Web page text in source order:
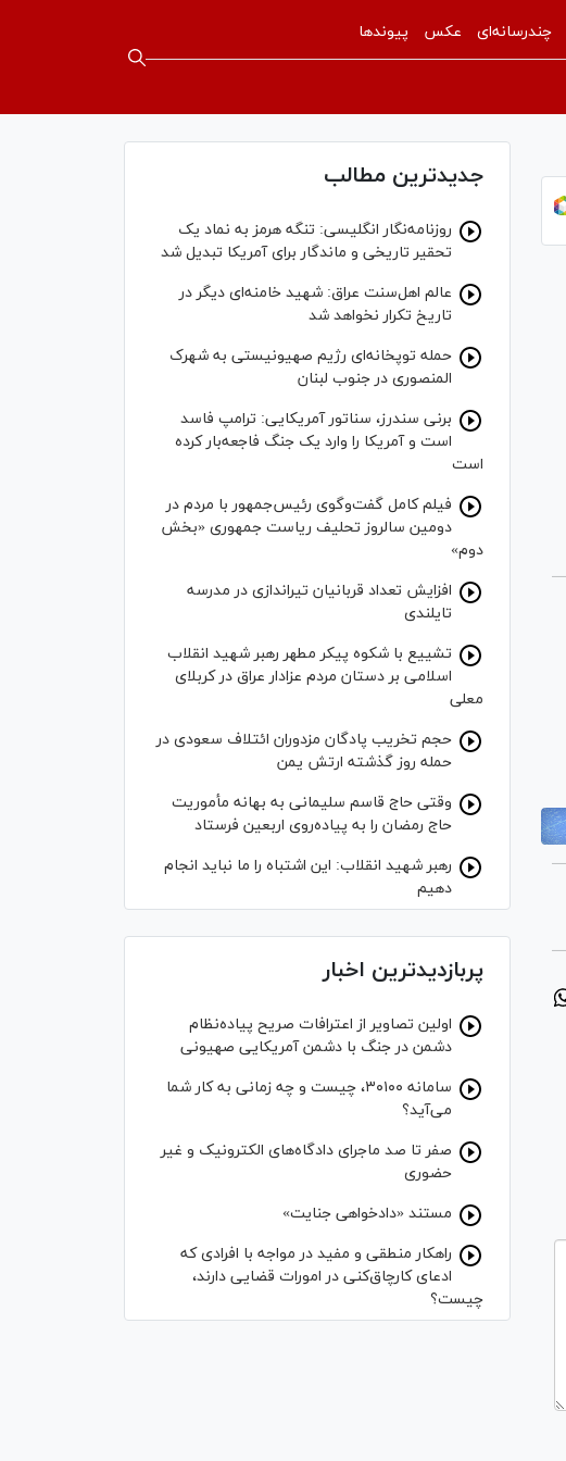
چندرسانه‌ای عکس پیوندها
جدیدترین مطالب
روزنامه‌نگار انگلیسی: تنگه هرمز به نماد یک
تحقیر تاریخی و ماندگار برای آمریکا تبدیل شد
عالم اهل‌سنت عراق: شهید خامنه‌ای دیگر در
تاریخ تکرار نخواهد شد
حمله توپخانه‌ای رژیم صهیونیستی به شهرک
المنصوری در جنوب لبنان
برنی سندرز، سناتور آمریکایی: ترامپ فاسد
است و آمریکا را وارد یک جنگ فاجعه‌بار کرده
است
فیلم کامل گفت‌وگوی رئیس‌جمهور با مردم در
دومین سالروز تحلیف ریاست جمهوری «بخش
دوم»
افزایش تعداد قربانیان تیراندازی در مدرسه
تایلندی
تشییع با شکوه پیکر مطهر رهبر شهید انقلاب
اسلامی بر دستان مردم عزادار عراق در کربلای
معلی
حجم تخریب پادگان مزدوران ائتلاف سعودی در
حمله روز گذشته ارتش یمن
وقتی حاج قاسم سلیمانی به بهانه مأموریت
حاج رمضان را به پیاده‌روی اربعین فرستاد
رهبر شهید انقلاب: این اشتباه را ما نباید انجام
دهیم
پربازدیدترین اخبار
اولین تصاویر از اعترافات صریح پیاده‌نظام‌
دشمن در جنگ با دشمن آمریکایی صهیونی
سامانه ۳۰۱۰۰، چیست و چه زمانی به کار شما
می‌آید؟
صفر تا صد ماجرای دادگاه‌های الکترونیک و غیر
حضوری
مستند «دادخواهی جنایت»
راهکار منطقی و مفید در مواجه با افرادی که
ادعای کارچاق‌کنی در امورات قضایی دارند،
چیست؟